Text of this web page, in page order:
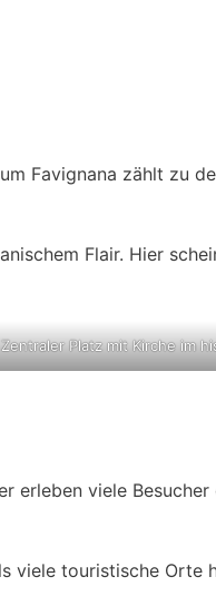
Favignana zählt zu
Flair. Hier
Zentraler Platz mit Kirche im
erleben viele
viele touristische Orte